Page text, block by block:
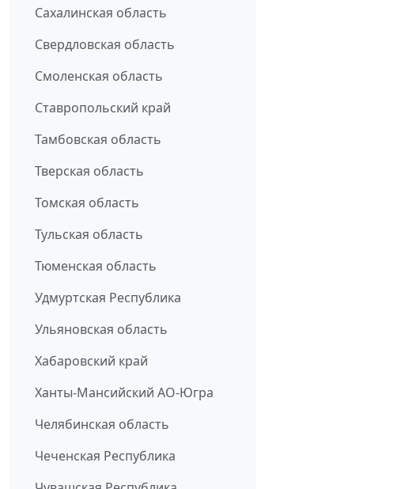
Сахалинская область
Свердловская область
Смоленская область
Ставропольский край
Тамбовская область
Тверская область
Томская область
Тульская область
Тюменская область
Удмуртская Республика
Ульяновская область
Хабаровский край
Ханты-Мансийский АО-Югра
Челябинская область
Чеченская Республика